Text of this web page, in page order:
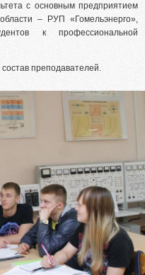
с основным предприятием
– РУП «Гомельэнерго»,
к профессиональной
преподавателей.